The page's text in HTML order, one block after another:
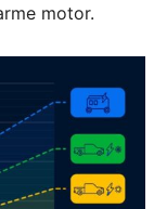
motor.